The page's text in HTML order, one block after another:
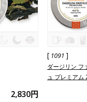
2,830円
[ 1091 ]
ダージリン フ
ュ プレミアム